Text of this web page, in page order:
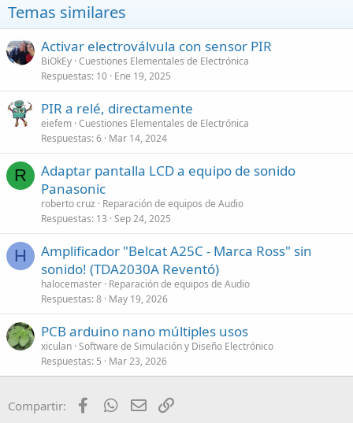
Temas similares
Activar electroválvula con sensor PIR
BiOkEy Cuestiones Elementales de Electrónica
Respuestas 10 Ene 19, 2025
PIR a relé, directamente
eiefem Cuestiones Elementales de Electrónica
Respuestas 6 Mar 14, 2024
R
Adaptar pantalla LCD a equipo de sonido
Panasonic
roberto cruz
Reparación de equipos de Audio
Respuestas 13 Sep 24, 2025
H
Amplificador "Belcat A25C - Marca Ross" sin
sonido! (TDA2030A Reventó)
halocemaster Reparación de equipos de Audio
Respuestas 8 May 19, 2026
PCB arduino nano múltiples usos
xiculan Software de Simulación y Diseño Electrónico
Respuestas 5 Mar 23, 2026
Compartir: FacebookWhatsApp
Email